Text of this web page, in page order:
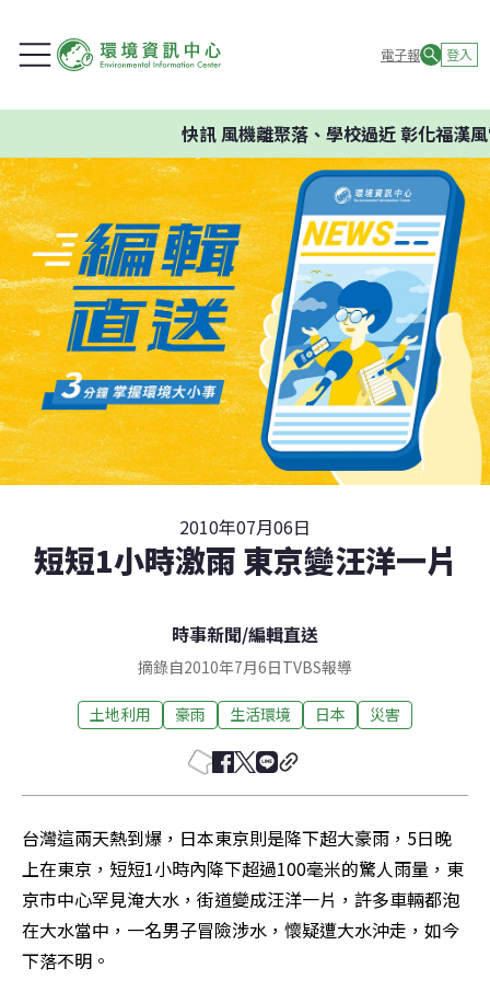
電子報 登入
快訊風機離聚落、學校過近 彰化福漢風
2010年07月06日
短短1小時激雨 東京變汪洋一片
時事新聞/編輯直送
摘錄自2010年7月6日TVBS報導
土地利用 豪雨 生活環境 日本 災害
台灣這兩天熱到爆，日本東京則是降下超大豪雨，5日晚
上在東京，短短1小時內降下超過100毫米的驚人雨量，東
京市中心罕見淹大水，街道變成汪洋一片，許多車輛都泡
在大水當中，一名男子冒險涉水，懷疑遭大水沖走，如今
下落不明。